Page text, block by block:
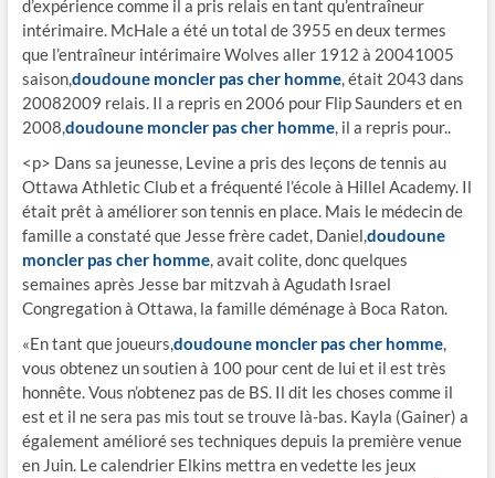
d’expérience comme il a pris relais en tant qu’entraîneur
intérimaire. McHale a été un total de 3955 en deux termes
que l’entraîneur intérimaire Wolves aller 1912 à 20041005
saison,doudoune moncler pas cher homme, était 2043 dans
20082009 relais. Il a repris en 2006 pour Flip Saunders et en
2008,doudoune moncler pas cher homme, il a repris pour..
<p> Dans sa jeunesse, Levine a pris des leçons de tennis au
Ottawa Athletic Club et a fréquenté l’école à Hillel Academy. Il
était prêt à améliorer son tennis en place. Mais le médecin de
famille a constaté que Jesse frère cadet, Daniel,doudoune
moncler pas cher homme, avait colite, donc quelques
semaines après Jesse bar mitzvah à Agudath Israel
Congregation à Ottawa, la famille déménage à Boca Raton.
«En tant que joueurs,doudoune moncler pas cher homme,
vous obtenez un soutien à 100 pour cent de lui et il est très
honnête. Vous n’obtenez pas de BS. Il dit les choses comme il
est et il ne sera pas mis tout se trouve là-bas. Kayla (Gainer) a
également amélioré ses techniques depuis la première venue
en Juin. Le calendrier Elkins mettra en vedette les jeux